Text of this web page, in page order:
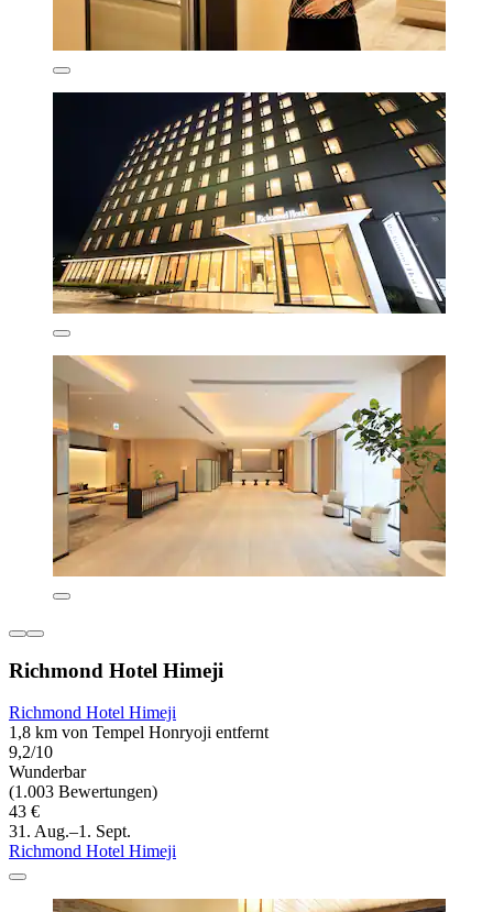
Richmond Hotel Himeji
Richmond Hotel Himeji
1,8 km von Tempel Honryoji entfernt
9,2/10
Wunderbar
(1.003 Bewertungen)
43 €
31. Aug.–1. Sept.
Richmond Hotel Himeji